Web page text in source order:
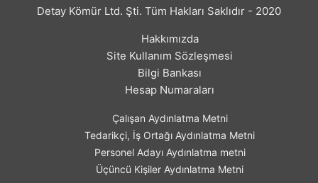
Detay Kömür Ltd. Şti. Tüm Hakları Saklıdır - 2020
Hakkımızda
Site Kullanım Sözleşmesi
Bilgi Bankası
Hesap Numaraları
Çalışan Aydınlatma Metni
Tedarikçi, İş Ortağı Aydınlatma Metni
Personel Adayı Aydınlatma metni
Üçüncü Kişiler Aydınlatma Metni